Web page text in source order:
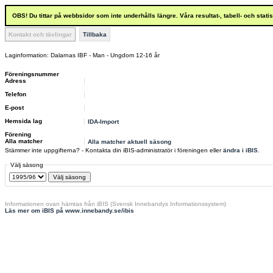
OBS! Du tittar på webbsidor som inte underhålls längre. Våra resultat-, tabell- och
Kontakt och tävlingar Tillbaka
Laginformation: Dalarnas IBF - Man - Ungdom 12-16 år
Föreningsnummer
Adress
Telefon
E-post
Hemsida lag
IDA-Import
Förening
Alla matcher
Alla matcher aktuell säsong
Stämmer inte uppgifterna? - Kontakta din iBIS-administratör i föreningen ellerändra i iBIS
Välj säsong
Informationen ovan hämtas från iBIS (Svensk Innebandys Informationssystem)
Läs mer om iBIS på www.innebandy.se/ibis